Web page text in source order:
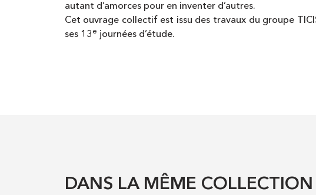
autant d’amorces pour en inventer d’autres.
Cet ouvrage collectif est issu des travaux du groupe
ses 13 e journées d’étude.
DANS LA MÊME COLLECTION